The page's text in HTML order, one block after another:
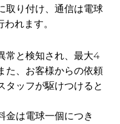
取り付け、通信は電球
れます。
常と検知され、最大4
た、お客様からの依頼
タッフが駆けつけると
金は電球一個につき